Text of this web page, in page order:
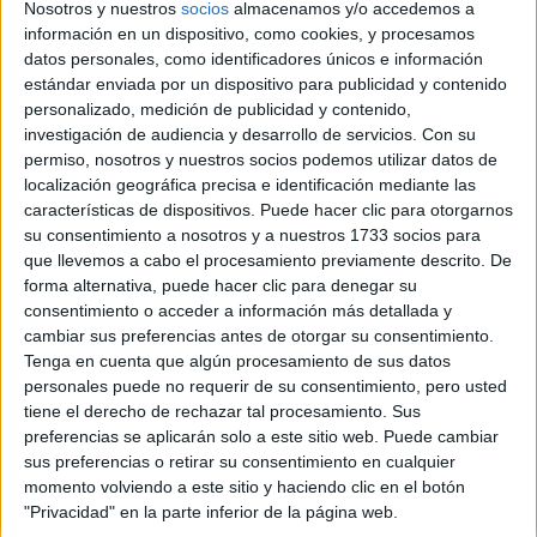
Nosotros y nuestros socios almacenamos y/o accedemos a
información en un dispositivo, como cookies, y procesamos
datos personales, como identificadores únicos e información
estándar enviada por un dispositivo para publicidad y contenido
personalizado, medición de publicidad y contenido,
investigación de audiencia y desarrollo de servicios. Con su
permiso, nosotros y nuestros socios podemos utilizar datos de
localización geográfica precisa e identificación mediante las
características de dispositivos. Puede hacer clic para otorgarnos
su consentimiento a nosotros y a nuestros 1733 socios para
que llevemos a cabo el procesamiento previamente descrito. De
forma alternativa, puede hacer clic para denegar su
consentimiento o acceder a información más detallada y
cambiar sus preferencias antes de otorgar su consentimiento.
Tenga en cuenta que algún procesamiento de sus datos
personales puede no requerir de su consentimiento, pero usted
tiene el derecho de rechazar tal procesamiento. Sus
preferencias se aplicarán solo a este sitio web. Puede cambiar
sus preferencias o retirar su consentimiento en cualquier
momento volviendo a este sitio y haciendo clic en el botón
"Privacidad" en la parte inferior de la página web.
Comunidad:
Asturias
Año del examen:
2013
Mes de examen:
Julio
Asignatura:
Economía de la Empresa
Descripción del fichero:
Examen Fase General
Fichero Examen:
examen-selectividad-economia-empresa-asturias-2013-
julio.pdf
Quiénes somos|Contactar|Anúnciate